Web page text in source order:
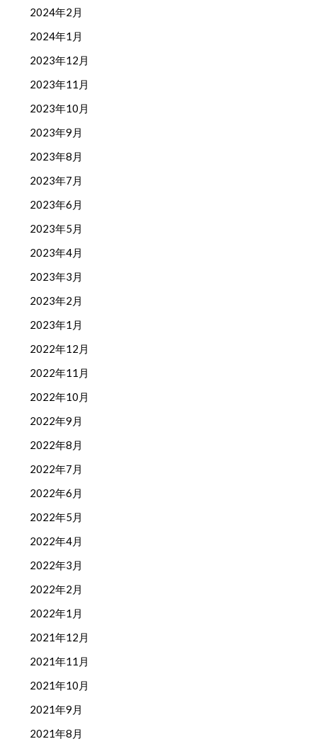
2024年2月
2024年1月
2023年12月
2023年11月
2023年10月
2023年9月
2023年8月
2023年7月
2023年6月
2023年5月
2023年4月
2023年3月
2023年2月
2023年1月
2022年12月
2022年11月
2022年10月
2022年9月
2022年8月
2022年7月
2022年6月
2022年5月
2022年4月
2022年3月
2022年2月
2022年1月
2021年12月
2021年11月
2021年10月
2021年9月
2021年8月